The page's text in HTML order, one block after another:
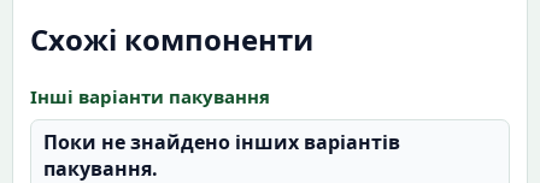
Схожі компоненти
Інші варіанти пакування
Поки не знайдено інших варіантів
пакування.